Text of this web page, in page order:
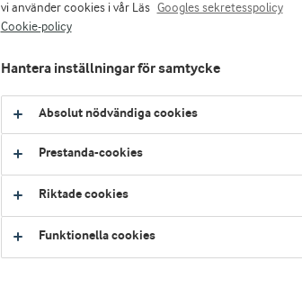
2000 ml
Arla® Pro Laktosfri
med naturlig
naturlig arom.
LOGGA IN FÖR ATT
Vill du köpa den här
vi använder cookies i vår Läs Googles sekretesspolicy
Cookie-policy
Hantera inställningar för samtycke
Absolut nödvändiga cookies
Prestanda-cookies
Riktade cookies
Funktionella cookies